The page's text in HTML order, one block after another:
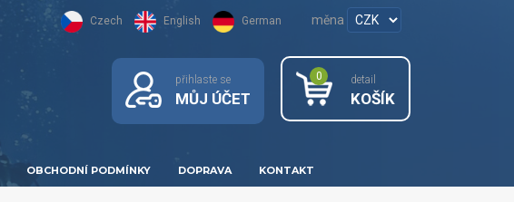
Czech English German měna
přihlaste se
MŮJ ÚČET
0 detail
KOŠÍK
OBCHODNÍ PODMÍNKY DOPRAVA KONTAKT